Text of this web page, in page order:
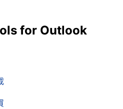
for Outlook